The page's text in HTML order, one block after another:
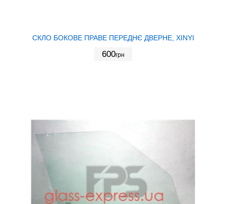
СКЛО БОКОВЕ ПРАВЕ ПЕРЕДНЄ ДВЕРНЕ, XINYI
600грн